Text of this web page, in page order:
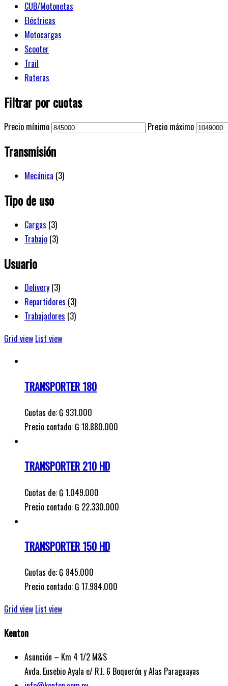
CUB/Motonetas
Eléctricas
Motocargas
Scooter
Trail
Ruteras
Filtrar por cuotas
Precio mínimo Precio máximo
Transmisión
Mecánica (3)
Tipo de uso
Cargas (3)
Trabajo (3)
Usuario
Delivery (3)
Repartidores (3)
Trabajadores (3)
Grid view List view
TRANSPORTER 180
Cuotas de:₲ 931.000
Precio contado: ₲ 18.880.000
TRANSPORTER 210 HD
Cuotas de:₲ 1.049.000
Precio contado: ₲ 22.330.000
TRANSPORTER 150 HD
Cuotas de:₲ 845.000
Precio contado: ₲ 17.984.000
Grid view List view
Kenton
Asunción – Km 4 1/2 M&S
Avda. Eusebio Ayala e/ R.I. 6 Boquerón y Alas Paraguayas